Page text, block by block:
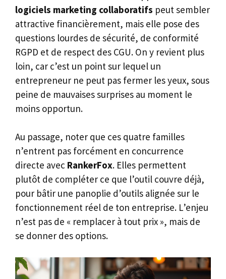
logiciels marketing collaboratifs peut sembler
attractive financièrement, mais elle pose des
questions lourdes de sécurité, de conformité
RGPD et de respect des CGU. On y revient plus
loin, car c’est un point sur lequel un
entrepreneur ne peut pas fermer les yeux, sous
peine de mauvaises surprises au moment le
moins opportun.
Au passage, noter que ces quatre familles
n’entrent pas forcément en concurrence
directe avec RankerFox. Elles permettent
plutôt de compléter ce que l’outil couvre déjà,
pour bâtir une panoplie d’outils alignée sur le
fonctionnement réel de ton entreprise. L’enjeu
n’est pas de « remplacer à tout prix », mais de
se donner des options.